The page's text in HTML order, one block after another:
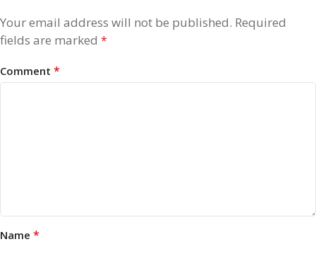
Your email address will not be published. Required
fields are marked *
Comment *
Name *